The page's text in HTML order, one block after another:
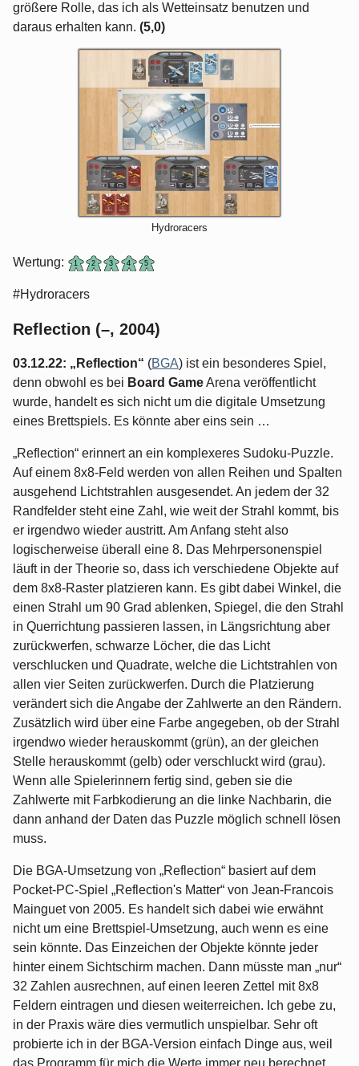
größere Rolle, das ich als Wetteinsatz benutzen und
daraus erhalten kann. (5,0)
Hydroracers
Wertung:
#Hydroracers
Reflection (–, 2004)
03.12.22: „Reflection“ (BGA) ist ein besonderes Spiel,
denn obwohl es bei Board GameArena veröffentlicht
wurde, handelt es sich nicht um die digitale Umsetzung
eines Brettspiels. Es könnte aber eins sein …
„Reflection“ erinnert an ein komplexeres Sudoku-Puzzle.
Auf einem 8x8-Feld werden von allen Reihen und Spalten
ausgehend Lichtstrahlen ausgesendet. An jedem der 32
Randfelder steht eine Zahl, wie weit der Strahl kommt, bis
er irgendwo wieder austritt. Am Anfang steht also
logischerweise überall eine 8. Das Mehrpersonenspiel
läuft in der Theorie so, dass ich verschiedene Objekte auf
dem 8x8-Raster platzieren kann. Es gibt dabei Winkel, die
einen Strahl um 90 Grad ablenken, Spiegel, die den Strahl
in Querrichtung passieren lassen, in Längsrichtung aber
zurückwerfen, schwarze Löcher, die das Licht
verschlucken und Quadrate, welche die Lichtstrahlen von
allen vier Seiten zurückwerfen. Durch die Platzierung
verändert sich die Angabe der Zahlwerte an den Rändern.
Zusätzlich wird über eine Farbe angegeben, ob der Strahl
irgendwo wieder herauskommt (grün), an der gleichen
Stelle herauskommt (gelb) oder verschluckt wird (grau).
Wenn alle Spielerinnern fertig sind, geben sie die
Zahlwerte mit Farbkodierung an die linke Nachbarin, die
dann anhand der Daten das Puzzle möglich schnell lösen
muss.
Die BGA-Umsetzung von „Reflection“ basiert auf dem
Pocket-PC-Spiel „Reflection's Matter“ von Jean-Francois
Mainguet von 2005. Es handelt sich dabei wie erwähnt
nicht um eine Brettspiel-Umsetzung, auch wenn es eine
sein könnte. Das Einzeichen der Objekte könnte jeder
hinter einem Sichtschirm machen. Dann müsste man „nur“
32 Zahlen ausrechnen, auf einen leeren Zettel mit 8x8
Feldern eintragen und diesen weiterreichen. Ich gebe zu,
in der Praxis wäre dies vermutlich unspielbar. Sehr oft
probierte ich in der BGA-Version einfach Dinge aus, weil